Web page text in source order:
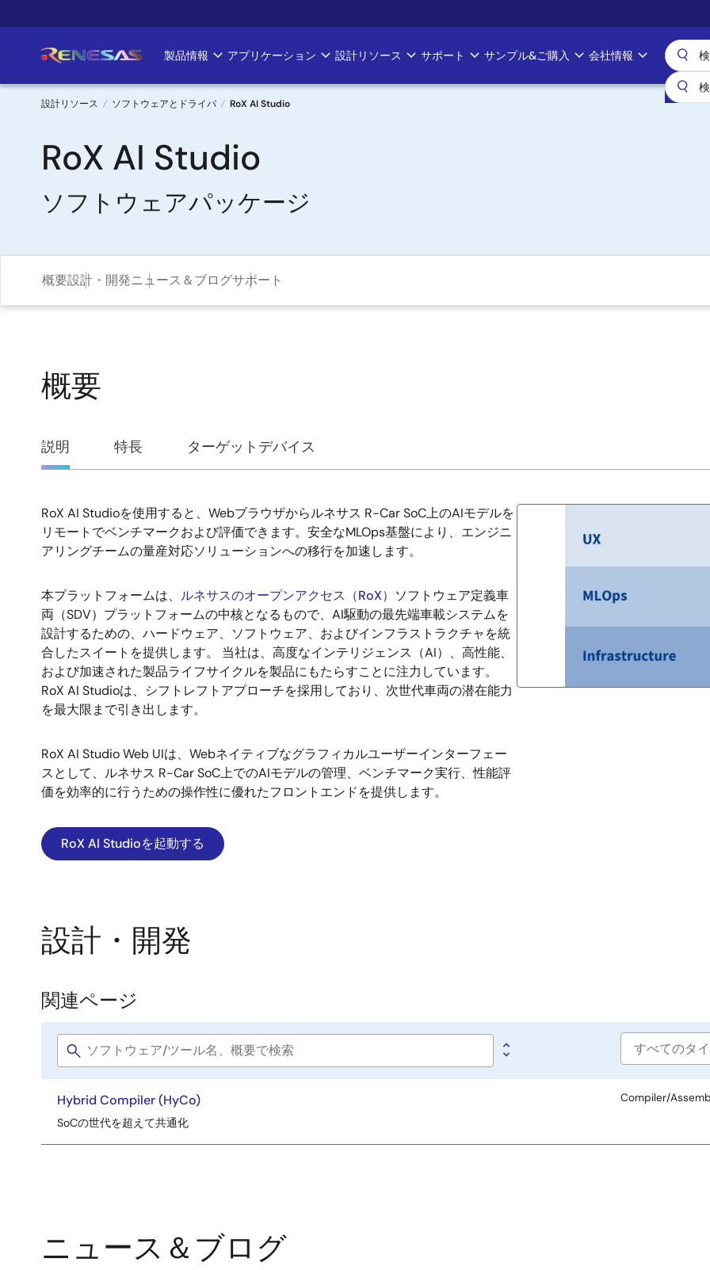
イ
ン
Main
navigation
製品情報 アプリケーション 設計リソース サポート サンプル&ご購入 会社情報
パ
ン
く
設計リソース ソフトウェアとドライバ RoX AI Studio
RoX AI Studio
ソフトウェアパッケージ
概要設計・開発ニュース＆ブログサポート
概要
概
説明 特長 ターゲットデバイス
説
明
RoX AI Studioを使用すると、Webブラウザからルネサス R-Car SoC上のAIモデルを
リモートでベンチマークおよび評価できます。安全なMLOps基盤により、エンジニ
アリングチームの量産対応ソリューションへの移行を加速します。
本プラットフォームは、 ルネサスのオープンアクセス（RoX） ソフトウェア定義車
両（SDV）プラットフォームの中核となるもので、AI駆動の最先端車載システムを
設計するための、ハードウェア、ソフトウェア、およびインフラストラクチャを統
合したスイートを提供します。 当社は、高度なインテリジェンス（AI）、高性能、
および加速された製品ライフサイクルを製品にもたらすことに注力しています。
RoX AI Studioは、シフトレフトアプローチを採用しており、次世代車両の潜在能力
を最大限まで引き出します。
RoX AI Studio Web UIは、Webネイティブなグラフィカルユーザーインターフェー
スとして、ルネサス R-Car SoC上でのAIモデルの管理、ベンチマーク実行、性能評
価を効率的に行うための操作性に優れたフロントエンドを提供します。
RoX AI Studioを起動する
設計・開発
関
連
ペ
ー
ジ
関連ページ
Software
title
Software
Hybrid Compiler (HyCo)
SoCの世代を超えて共通化
Compiler/
ニュース＆ブログ